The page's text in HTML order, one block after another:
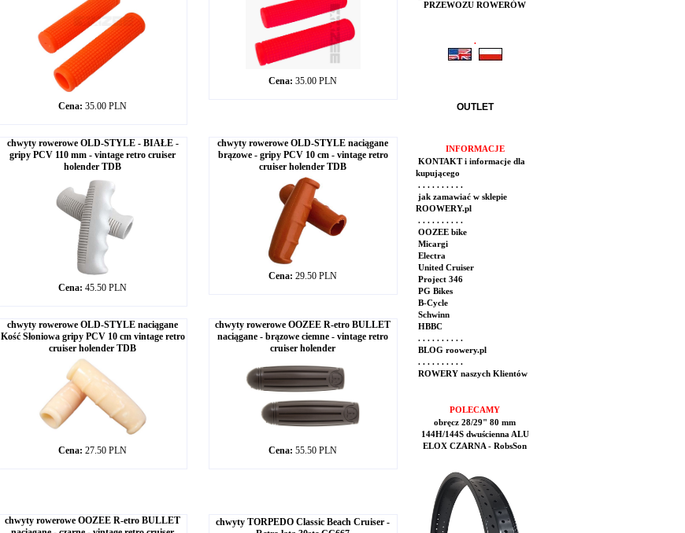
Cena: 35.00 PLN
Cena: 35.00 PLN
chwyty rowerowe OLD-STYLE - BIAŁE -
gripy PCV 110 mm - vintage retro cruiser
holender TDB
Cena: 45.50 PLN
chwyty rowerowe OLD-STYLE naciągane
brązowe - gripy PCV 10 cm - vintage retro
cruiser holender TDB
Cena: 29.50 PLN
chwyty rowerowe OLD-STYLE naciągane
Kość Słoniowa gripy PCV 10 cm vintage retro
cruiser holender TDB
Cena: 27.50 PLN
chwyty rowerowe OOZEE R-etro BULLET
naciągane - brązowe ciemne - vintage retro
cruiser holender
Cena: 55.50 PLN
chwyty rowerowe OOZEE R-etro BULLET
chwyty TORPEDO Classic Beach Cruiser -
PRZEWOZU ROWERÓW
.
OUTLET
INFORMACJE
KONTAKT i informacje dla
kupującego
. . . . . . . . . .
jak zamawiać w sklepie
ROOWERY.pl
. . . . . . . . . .
OOZEE bike
Micargi
Electra
United Cruiser
Project 346
PG Bikes
B-Cycle
Schwinn
HBBC
. . . . . . . . . .
BLOG roowery.pl
. . . . . . . . . .
ROWERY naszych Klientów
POLECAMY
obręcz 28/29" 80 mm
144H/144S dwuścienna ALU
ELOX CZARNA - RobsSon